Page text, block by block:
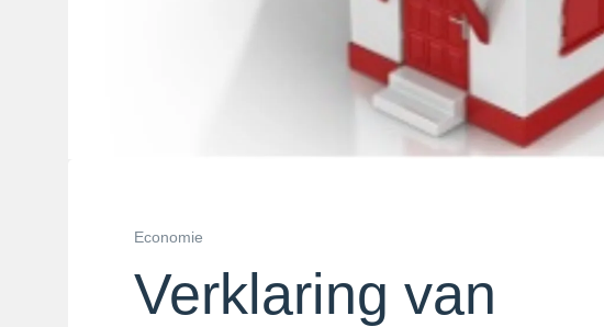
Economie
Verklaring van